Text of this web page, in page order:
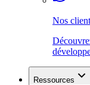
Nos
Ressources